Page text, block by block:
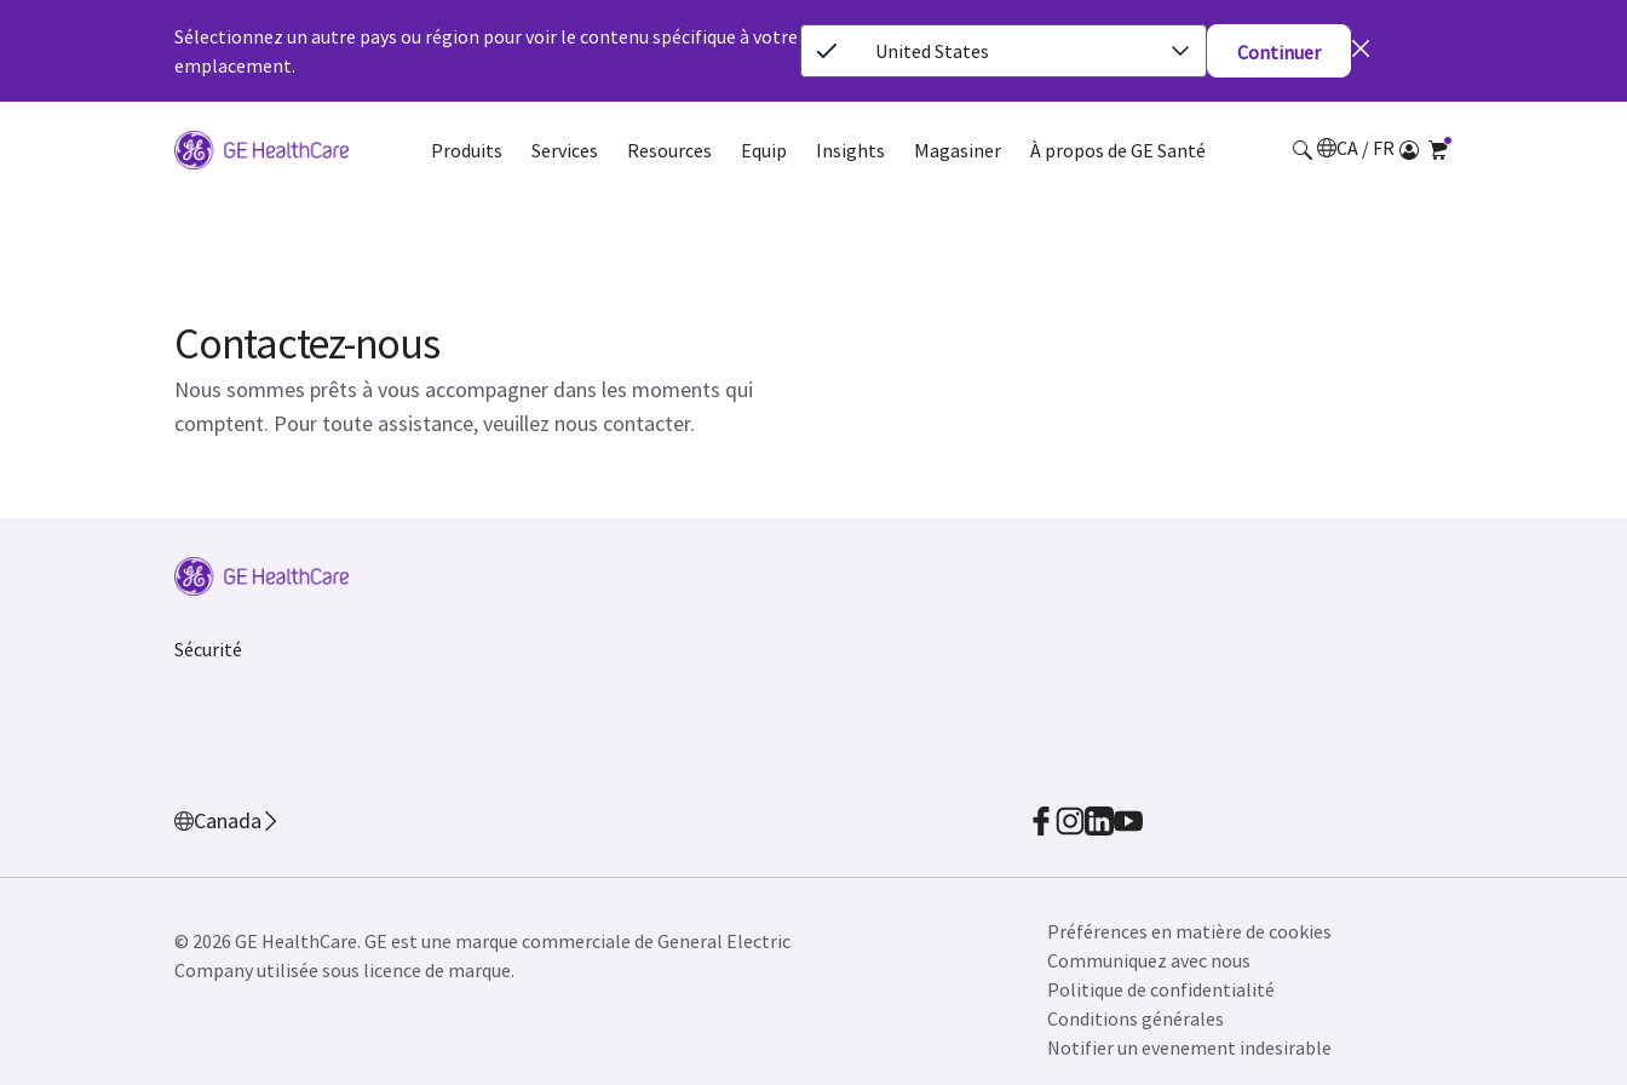
Sélectionnez un autre pays ou région pour voir le contenu spécifique à votre
emplacement.
United States Continuer
Produits Services Resources Equip Insights Magasiner À propos de GE Santé CA / FR
Contactez-nous
Nous sommes prêts à vous accompagner dans les moments qui
comptent. Pour toute assistance, veuillez nous contacter.
Sécurité
Canada
© 2026 GE HealthCare. GE est une marque commerciale de General Electric
Company utilisée sous licence de marque.
Préférences en matière de cookies
Communiquez avec nous
Politique de confidentialité
Conditions générales
Notifier un evenement indesirable